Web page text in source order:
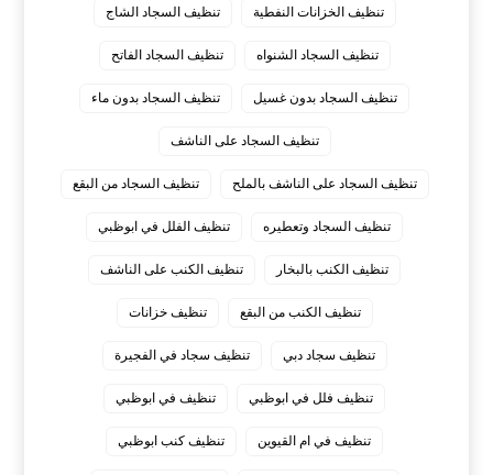
تنظيف الخزانات النفطية تنظيف السجاد الشاج
تنظيف السجاد الشنواه تنظيف السجاد الفاتح
تنظيف السجاد بدون غسيل تنظيف السجاد بدون ماء
تنظيف السجاد على الناشف
تنظيف السجاد على الناشف بالملح تنظيف السجاد من البقع
تنظيف السجاد وتعطيره تنظيف الفلل في ابوظبي
تنظيف الكنب بالبخار تنظيف الكنب على الناشف
تنظيف الكنب من البقع تنظيف خزانات
تنظيف سجاد دبي تنظيف سجاد في الفجيرة
تنظيف فلل في ابوظبي تنظيف في ابوظبي
تنظيف في ام القيوين تنظيف كنب ابوظبي